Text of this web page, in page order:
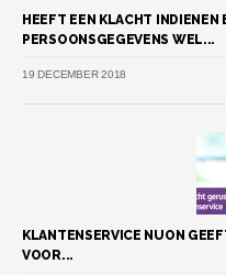
HEEFT EEN KLACHT
PERSOONSGEGEVENS WEL...
19 DECEMBER 2018
KLANTENSERVICE NUON
VOOR...